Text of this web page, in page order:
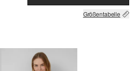
Größentabelle